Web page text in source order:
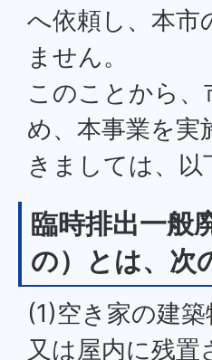
へ依頼し、本市
ません。
このことから
め、本事業を
きましては、以
臨時排出一般
の）とは、次
(1)空き家の建
又は屋内に残置